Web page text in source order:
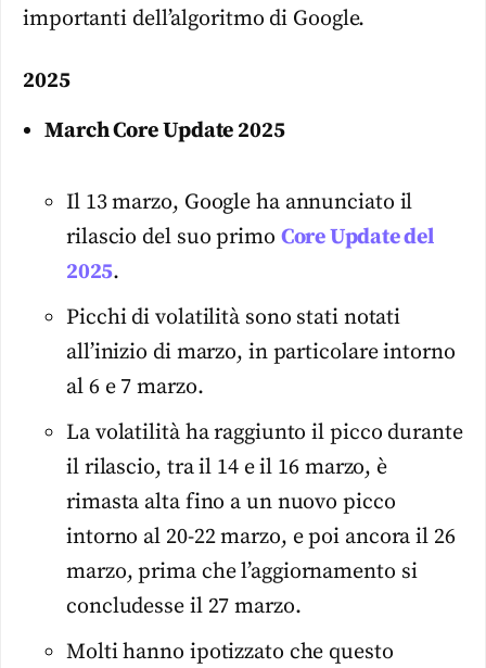
importanti dell’algoritmo di Google.
2025
March Core Update 2025
Il 13 marzo, Google ha annunciato il
rilascio del suo primo Core Update del
2025.
Picchi di volatilità sono stati notati
all’inizio di marzo, in particolare intorno
al 6 e 7 marzo.
La volatilità ha raggiunto il picco durante
il rilascio, tra il 14 e il 16 marzo, è
rimasta alta fino a un nuovo picco
intorno al 20-22 marzo, e poi ancora il 26
marzo, prima che l’aggiornamento si
concludesse il 27 marzo.
Molti hanno ipotizzato che questo